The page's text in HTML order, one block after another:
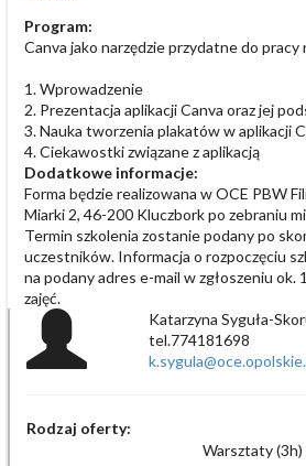
Program:
Canva jako narzędzie przydatne do
1. Wprowadzenie
2. Prezentacja aplikacji Canva oraz jej
3. Nauka tworzenia plakatów w aplikacji
4. Ciekawostki związane z aplikacją
Dodatkowe informacje:
Forma będzie realizowana w OCE PBW
Miarki 2, 46-200 Kluczbork po zebraniu
Termin szkolenia zostanie podany po
uczestników. Informacja o rozpoczęciu
na podany adres e-mail w zgłoszeniu ok.
zajęć.
Katarzyna Syguła-
tel.774181698
Rodzaj oferty:
Warsztaty (3h)